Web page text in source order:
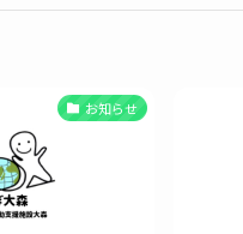
お知らせ